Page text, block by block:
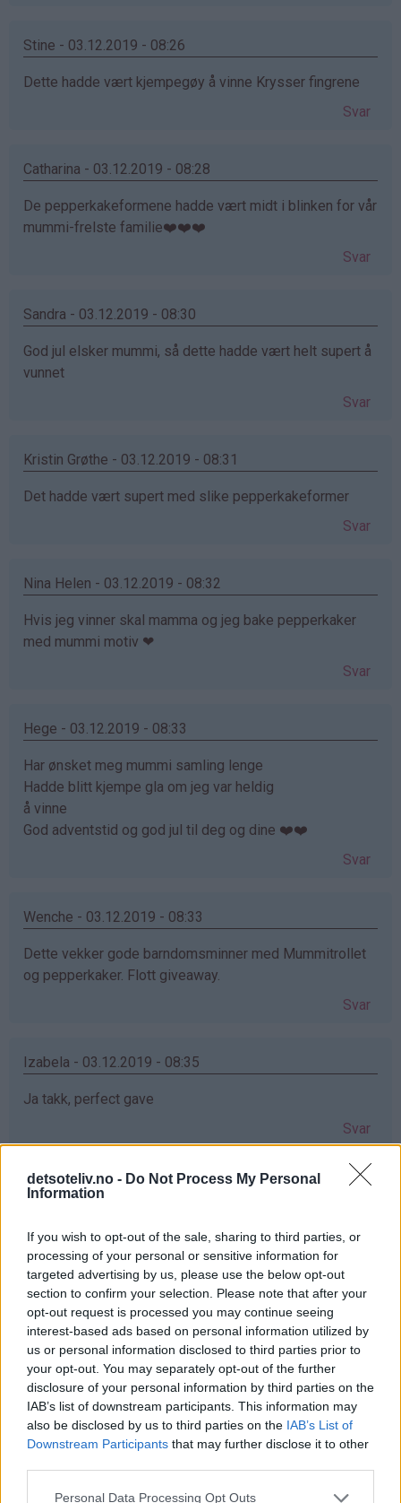
detsoteliv.no - Do Not Process My Personal
Information
If you wish to opt-out of the sale, sharing to third parties, or
processing of your personal or sensitive information for
targeted advertising by us, please use the below opt-out
section to confirm your selection. Please note that after your
opt-out request is processed you may continue seeing
interest-based ads based on personal information utilized by
us or personal information disclosed to third parties prior to
your opt-out. You may separately opt-out of the further
disclosure of your personal information by third parties on the
IAB’s list of downstream participants. This information may
also be disclosed by us to third parties on the IAB’s List of
Downstream Participants that may further disclose it to other
Personal Data Processing Opt Outs
Stine - 03.12.2019 - 08:26
Dette hadde vært kjempegøy å vinne Krysser fingrene
Svar
Catharina - 03.12.2019 - 08:28
De pepperkakeformene hadde vært midt i blinken for vår
mummi-frelste familie❤️❤️❤️
Svar
Sandra - 03.12.2019 - 08:30
God jul elsker mummi, så dette hadde vært helt supert å
vunnet
Svar
Kristin Grøthe - 03.12.2019 - 08:31
Det hadde vært supert med slike pepperkakeformer
Svar
Nina Helen - 03.12.2019 - 08:32
Hvis jeg vinner skal mamma og jeg bake pepperkaker
med mummi motiv ❤
Svar
Hege - 03.12.2019 - 08:33
Har ønsket meg mummi samling lenge
Hadde blitt kjempe gla om jeg var heldig
å vinne
God adventstid og god jul til deg og dine ❤️❤️
Svar
Wenche - 03.12.2019 - 08:33
Dette vekker gode barndomsminner med Mummitrollet
og pepperkaker. Flott giveaway.
Svar
Izabela - 03.12.2019 - 08:35
Ja takk, perfect gave
Svar
Anne-lene Ulriksen - 03.12.2019 - 08:36
en hektisk juletid ønsker deg en fantastisk førjulstid
Svar
Marthe - 03.12.2019 - 08:36
Så mange gode minner med mummitrollet! ❤️
Julebaksten hadde blitt ekstra koselig med de formene!
Svar
Anonym - 03.12.2019 - 08:38